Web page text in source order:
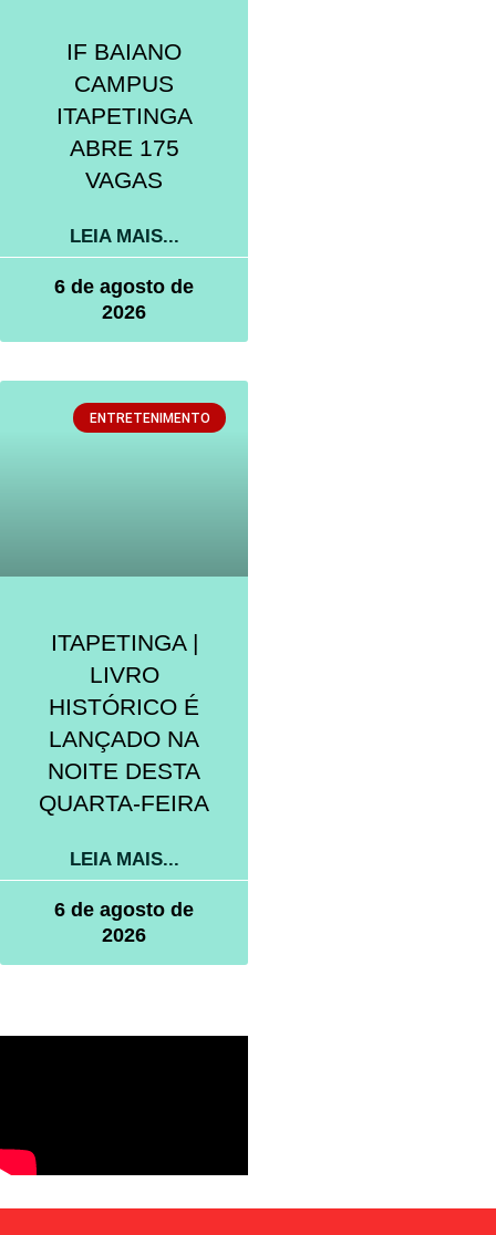
IF BAIANO
CAMPUS
ITAPETINGA
ABRE 175
VAGAS
LEIA MAIS...
6 de agosto de
2026
ENTRETENIMENTO
ITAPETINGA |
LIVRO
HISTÓRICO É
LANÇADO NA
NOITE DESTA
QUARTA-FEIRA
LEIA MAIS...
6 de agosto de
2026